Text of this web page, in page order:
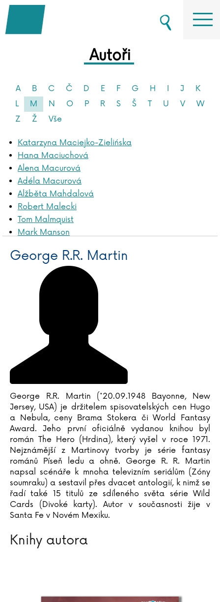
Autoři
A B C Č D E F G H I J
K
L
M N O P R S Š T U V
W
Z
Ž Vše
Katarzyna Maciejko-Zielińska
Hana Maciuchová
Alena Macurová
Adéla Macurová
Alžběta Mahdalová
Robert Malecki
Tom Malmquist
Mark Manson
Kasia Marciniewicz
Jérémy Mariez
Bruno Marion
George R.R. Martin
Marta Maruszaková
Jason Mattews
Jonas Matthies
Jake McDonald
Stu McLellan
Andy McNab
Jillian Meadows
Jaromír Meduna
Taťjana Medvecká
Miloslav Mejzlík
Robert Merle
Simona Michálková
Robert Mikluš
Ivana Milbachová
Louise Millar
Daniel Miňovský
George R.R. Martin
George R.R. Martin (*20.09.1948 Bayonne, New
Jersey, USA) je držitelem spisovatelských cen Hugo
a Nebula, ceny Brama Stokera či World Fantasy
Award. Jeho první oficiálně vydanou knihou byl
román The Hero (Hrdina), který vyšel v roce 1971.
Nejznámější z Martinovy tvorby je série fantasy
románů Píseň ledu a ohně. George R. R. Martin
napsal scénáře k mnoha televizním seriálům (Zóny
soumraku) a sestavil přes dvacet antologií, k nimž se
řadí také 15 titulů ze sdíleného světa série Wild
Cards (Divoké karty). Autor v současnosti žije v
Santa Fe v Novém Mexiku.
Knihy autora